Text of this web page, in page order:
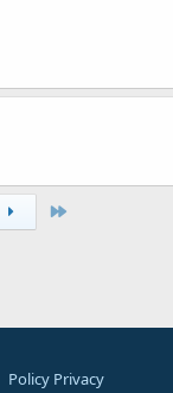
Policy Privacy